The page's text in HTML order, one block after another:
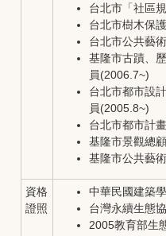
台北市「社區
台北市樹木保
台北市公共藝
基隆市古蹟、
員(2006.7~)
台北市都市設
員(2005.8~)
台北市都市計
基隆市景觀總
基隆市公共藝
資格
證照
中華民國建築
台灣永續生態
2005教育部生